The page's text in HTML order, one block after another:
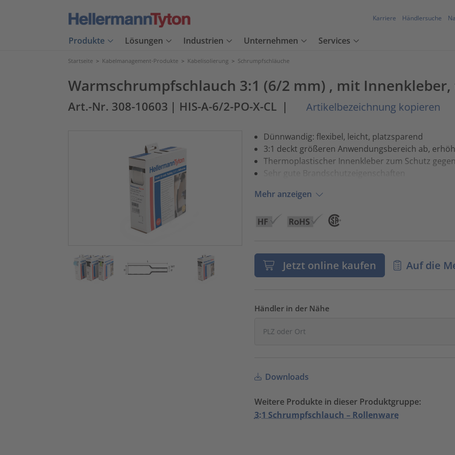
Karriere Händlersuche
Produkte Lösungen Industrien Unternehmen Services
Startseite > Kabelmanagement-Produkte > Kabelisolierung > Schrumpfschläuche
Warmschrumpfschlauch 3:1 (6/2 mm) , mit
Art.-Nr. 308-10603 | HIS-A-6/2-PO-X-CL | Artikelbezeichnung kopieren
Dünnwandig: flexibel, leicht, platzsparend
3:1 deckt größeren Anwendungsbereich ab,
Thermoplastischer Innenkleber zum Schutz
Sehr gute Brandschutzeigenschaften
Mehr anzeigen
Jetzt online kaufen Auf die
Händler in der Nähe
Downloads
Weitere Produkte in dieser Produktgruppe:
3:1 Schrumpfschlauch – Rollenware